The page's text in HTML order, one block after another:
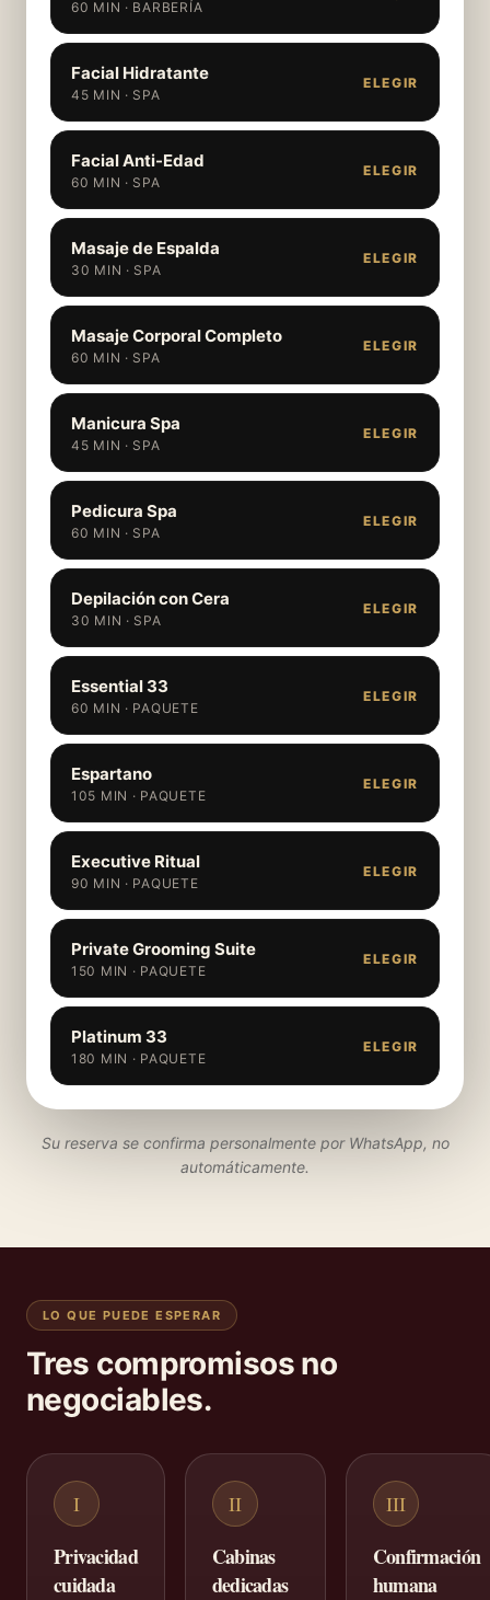
60 MIN · BARBERÍA
Facial Hidratante
45 MIN · SPA
ELEGIR
Facial Anti-Edad
60 MIN · SPA
ELEGIR
Masaje de Espalda
30 MIN · SPA
ELEGIR
Masaje Corporal Completo
60 MIN · SPA
ELEGIR
Manicura Spa
45 MIN · SPA
ELEGIR
Pedicura Spa
60 MIN · SPA
ELEGIR
Depilación con Cera
30 MIN · SPA
ELEGIR
Essential 33
60 MIN · PAQUETE
ELEGIR
Espartano
105 MIN · PAQUETE
ELEGIR
Executive Ritual
90 MIN · PAQUETE
ELEGIR
Private Grooming Suite
150 MIN · PAQUETE
ELEGIR
Platinum 33
180 MIN · PAQUETE
ELEGIR
Su reserva se confirma personalmente por WhatsApp, no
automáticamente.
LO QUE PUEDE ESPERAR
Tres compromisos no
negociables.
I
Privacidad
cuidada
II
Cabinas
dedicadas
III
Confirmación
humana